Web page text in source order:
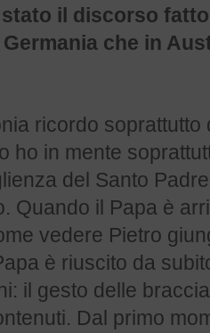
il discorso
che in
ricordo soprattutto
ho in mente
del Santo
Quando il Papa è
vedere Pietro
è riuscito da
il gesto delle
Dal primo